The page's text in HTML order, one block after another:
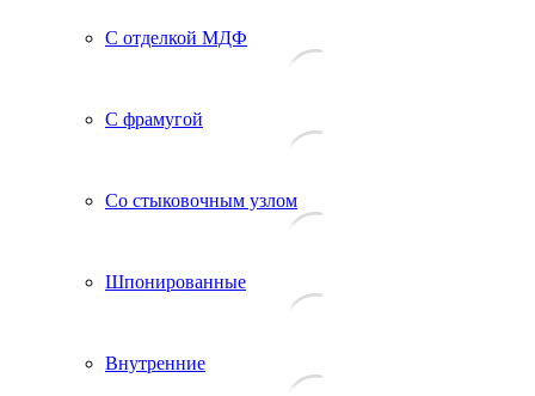
С отделкой МДФ
С фрамугой
Со стыковочным узлом
Шпонированные
Внутренние